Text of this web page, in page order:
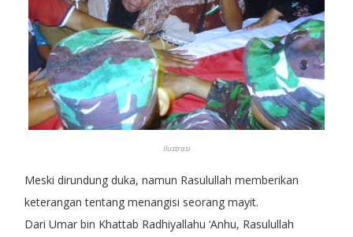
Ilustrasi
Meski dirundung duka, namun Rasulullah memberikan
keterangan tentang menangisi seorang mayit.
Dari Umar bin Khattab Radhiyallahu ‘Anhu, Rasulullah